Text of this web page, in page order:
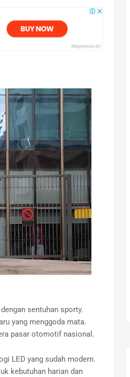
sentuhan sporty.
yang menggoda mata.
pasar otomotif nasional.
LED yang sudah modern.
kebutuhan harian dan